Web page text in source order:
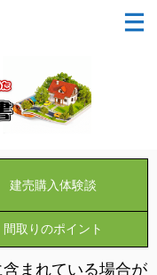
建売購入体験談
間取りのポイント
含まれている場合が